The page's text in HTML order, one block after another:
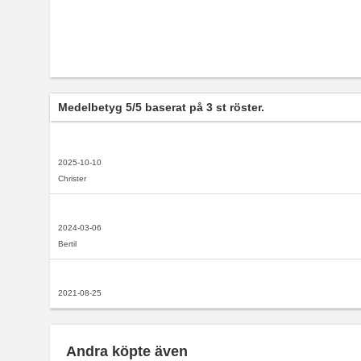
Medelbetyg 5/5 baserat på 3 st röster.
2025-10-10
Christer
2024-03-06
Bertil
2021-08-25
Andra köpte även